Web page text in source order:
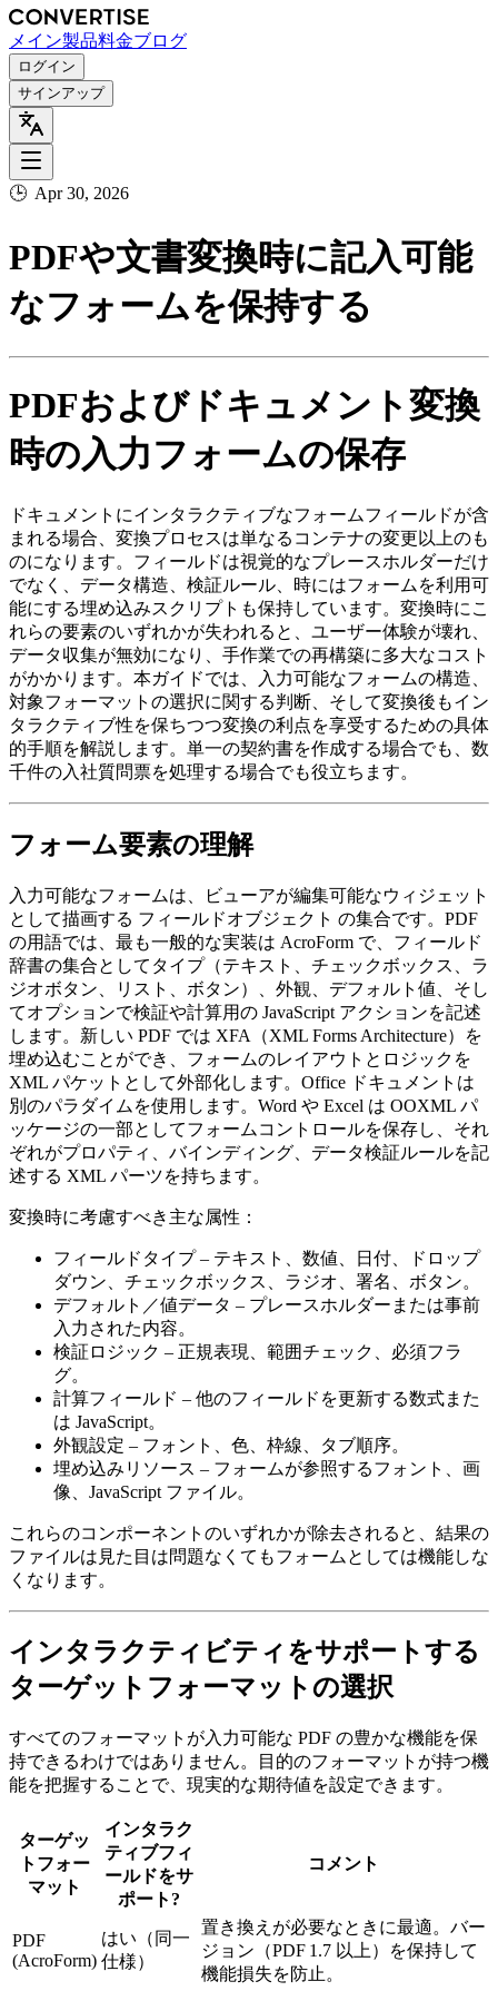
メイン製品料金ブログ
ログイン
サインアップ
🕒 Apr 30, 2026
PDFや文書変換時に記入可能
なフォームを保持する
PDFおよびドキュメント変換
時の入力フォームの保存
ドキュメントにインタラクティブなフォームフィールドが含
まれる場合、変換プロセスは単なるコンテナの変更以上のも
のになります。フィールドは視覚的なプレースホルダーだけ
でなく、データ構造、検証ルール、時にはフォームを利用可
能にする埋め込みスクリプトも保持しています。変換時にこ
れらの要素のいずれかが失われると、ユーザー体験が壊れ、
データ収集が無効になり、手作業での再構築に多大なコスト
がかかります。本ガイドでは、入力可能なフォームの構造、
対象フォーマットの選択に関する判断、そして変換後もイン
タラクティブ性を保ちつつ変換の利点を享受するための具体
的手順を解説します。単一の契約書を作成する場合でも、数
千件の入社質問票を処理する場合でも役立ちます。
フォーム要素の理解
入力可能なフォームは、ビューアが編集可能なウィジェット
として描画する フィールドオブジェクト の集合です。PDF
の用語では、最も一般的な実装は AcroForm で、フィールド
辞書の集合としてタイプ（テキスト、チェックボックス、ラ
ジオボタン、リスト、ボタン）、外観、デフォルト値、そし
てオプションで検証や計算用の JavaScript アクションを記述
します。新しい PDF では XFA
（XML Forms Architecture）を
埋め込むことができ、フォームのレイアウトとロジックを
XML パケットとして外部化します。Office ドキュメントは
別のパラダイムを使用します。Word や Excel は OOXML パ
ッケージの一部としてフォームコントロールを保存し、それ
ぞれがプロパティ、バインディング、データ検証ルールを記
述する XML パーツを持ちます。
変換時に考慮すべき主な属性：
フィールドタイプ– テキスト、数値、日付、ドロップ
ダウン、チェックボックス、ラジオ、署名、ボタン。
デフォルト／値データ – プレースホルダーまたは事前
入力された内容。
検証ロジック – 正規表現、範囲チェック、必須フラ
グ。
計算フィールド – 他のフィールドを更新する数式また
は JavaScript。
外観設定 – フォント、色、枠線、タブ順序。
埋め込みリソース – フォームが参照するフォント、画
像、JavaScript ファイル。
これらのコンポーネントのいずれかが除去されると、結果の
ファイルは見た目は問題なくてもフォームとしては機能しな
くなります。
インタラクティビティをサポートする
ターゲットフォーマットの選択
すべてのフォーマットが入力可能な PDF の豊かな機能を保
持できるわけではありません。目的のフォーマットが持つ機
能を把握することで、現実的な期待値を設定できます。
ターゲッ
トフォー
マット
インタラク
ティブフィ
ールドをサ
ポート?
コメント
PDF
(AcroForm)
はい（同一
仕様）
置き換えが必要なときに最適。バー
ジョン（PDF 1.7 以上）を保持して
機能損失を防止。